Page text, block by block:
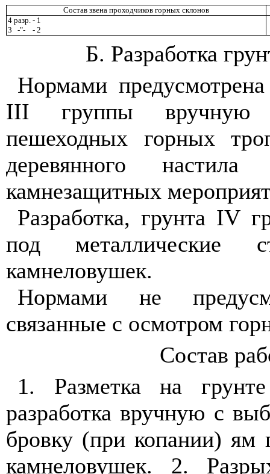
Состав звена проходчиков горных склонов
4 разр. - 1
3
-"- - 2
Б. Разработка
Нормами предусмотрена
III группы вручную
пешеходных горных
деревянного
камнезащитных
Разработка, грунта IV
под металлические
камнеловушек.
Нормами не
связанные с осмотром
Состав
1. Разметка на
разработка вручную с
бровку (при копании) ям
камнеловушек. 2.